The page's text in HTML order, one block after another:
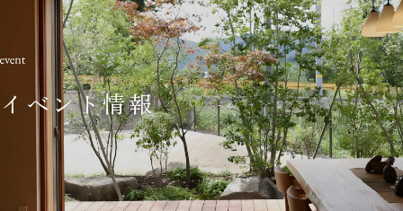
イベント情報